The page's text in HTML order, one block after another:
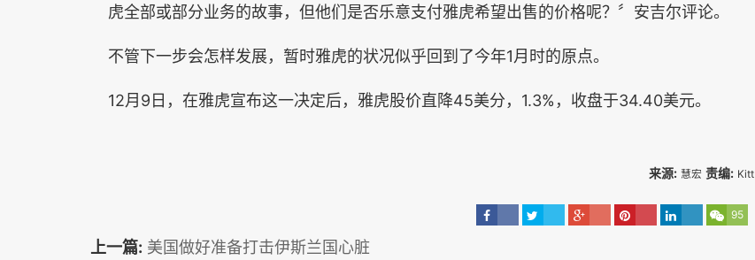
虎全部或部分业务的故事，但他们是否乐意支付雅虎希望出售的价格呢？〞安吉尔评论。
不管下一步会怎样发展，暂时雅虎的状况似乎回到了今年1月时的原点。
12月9日，在雅虎宣布这一决定后，雅虎股价直降45美分，1.3%，收盘于34.40美元。
来源: 慧宏 责编: Kitt
95
上一篇: 美国做好准备打击伊斯兰国心脏